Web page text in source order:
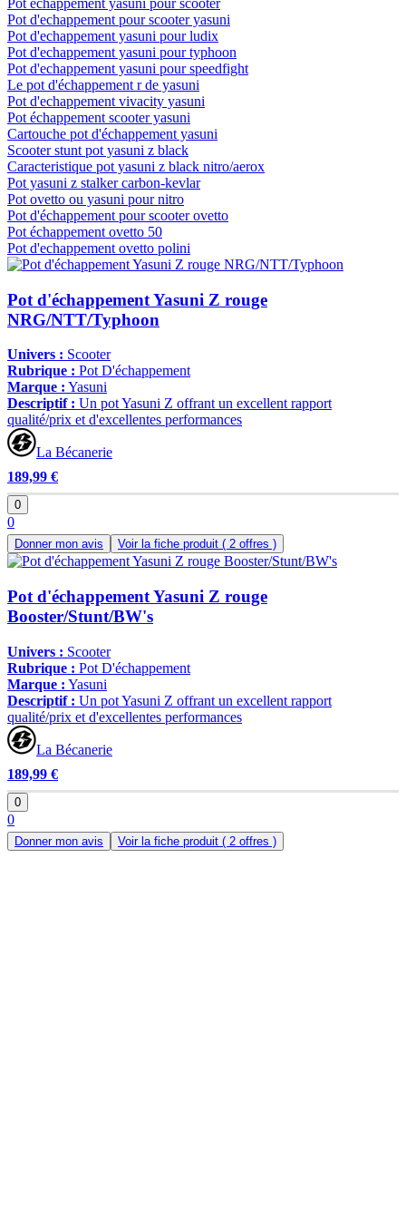
Pot d'echappement pour scooter yasuni
Pot d'echappement yasuni pour ludix
Pot d'echappement yasuni pour typhoon
Pot d'echappement yasuni pour speedfight
Le pot d'échappement r de yasuni
Pot d'echappement vivacity yasuni
Pot échappement scooter yasuni
Cartouche pot d'échappement yasuni
Scooter stunt pot yasuni z black
Caracteristique pot yasuni z black nitro/aerox
Pot yasuni z stalker carbon-kevlar
Pot ovetto ou yasuni pour nitro
Pot d'échappement pour scooter ovetto
Pot échappement ovetto 50
Pot d'echappement ovetto polini
Pot d'échappement Yasuni Z rouge
NRG/NTT/Typhoon
Univers : Scooter
Rubrique : Pot D'échappement
Marque : Yasuni
Descriptif : Un pot Yasuni Z offrant un excellent rapport
qualité/prix et d'excellentes performances
La Bécanerie
189,99 €
0
0
Donner mon avis Voir la fiche produit ( 2 offres )
Pot d'échappement Yasuni Z rouge
Booster/Stunt/BW's
Univers : Scooter
Rubrique : Pot D'échappement
Marque : Yasuni
Descriptif : Un pot Yasuni Z offrant un excellent rapport
qualité/prix et d'excellentes performances
La Bécanerie
189,99 €
0
0
Donner mon avis Voir la fiche produit ( 2 offres )